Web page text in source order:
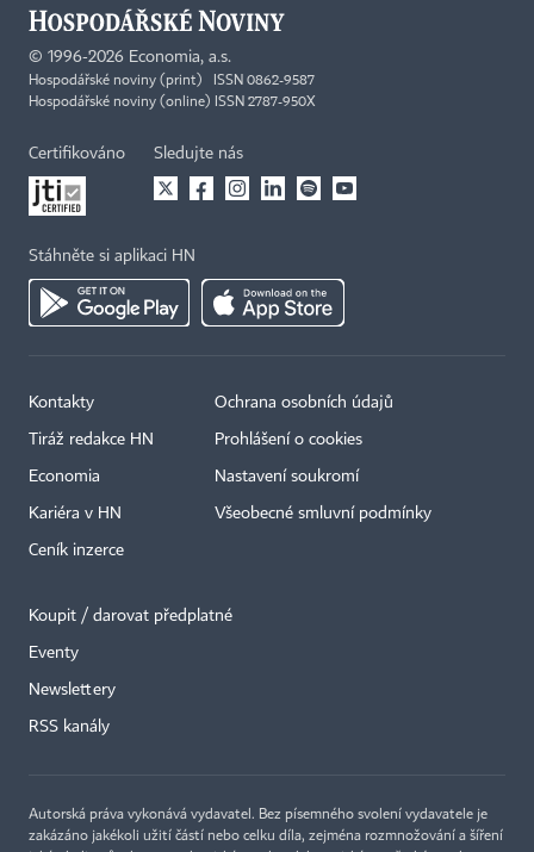
© 1996-2026 Economia, a.s.
Hospodářské noviny (print) ISSN 0862-9587
Hospodářské noviny (online) ISSN 2787-950X
Certifikováno Sledujte nás
Stáhněte si aplikaci HN
Kontakty
Tiráž redakce HN
Economia
Kariéra v HN
Ceník inzerce
Ochrana osobních údajů
Prohlášení o cookies
Nastavení soukromí
Všeobecné smluvní podmínky
Koupit / darovat předplatné
Eventy
Newslettery
RSS kanály
Autorská práva vykonává vydavatel. Bez písemného svolení vydavatele je
zakázáno jakékoli užití částí nebo celku díla, zejména rozmnožování a šíření